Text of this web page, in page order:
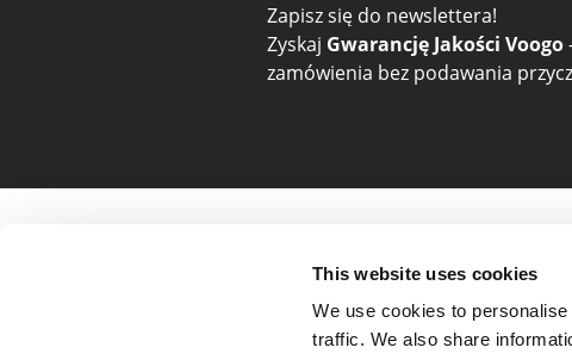
This website uses cookies
We use cookies to
traffic. We also share
Zapisz się do newslettera!
Zyskaj Gwarancję Jakości Voogo
zamówienia bez podawania
O firmie
Opinie